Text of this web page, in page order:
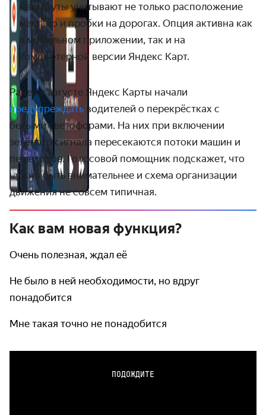
маршруты учитывают не только расположение
мест, но и пробки на дорогах. Опция активна как
в мобильном приложении, так и на
компьютерной версии Яндекс Карт.
Ранее в августе Яндекс Карты начали
предупреждать водителей о перекрёстках с
белыми светофорами. На них при включении
зелёного сигнала пересекаются потоки машин и
пешеходов. Голосовой помощник подскажет, что
нужно быть внимательнее и схема организации
движения не совсем типичная.
Как вам новая функция?
Очень полезная, ждал её
Не было в ней необходимости, но вдруг
понадобится
Мне такая точно не понадобится
ПОДОЖДИТЕ